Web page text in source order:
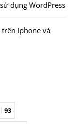
dụng WordPress
Iphone và
93